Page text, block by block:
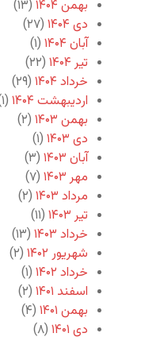
بهمن ۱۴۰۴
(۱۳)
دی ۱۴۰۴
(۲۷)
آبان ۱۴۰۴
(۱)
تیر ۱۴۰۴
(۲۲)
خرداد ۱۴۰۴
(۲۹)
اردیبهشت ۱۴۰۴
(۱)
بهمن ۱۴۰۳
(۲)
دی ۱۴۰۳
(۱)
آبان ۱۴۰۳
(۳)
مهر ۱۴۰۳
(۷)
مرداد ۱۴۰۳
(۲)
تیر ۱۴۰۳
(۱۱)
خرداد ۱۴۰۳
(۱۳)
شهریور ۱۴۰۲
(۲)
خرداد ۱۴۰۲
(۱)
اسفند ۱۴۰۱
(۲)
بهمن ۱۴۰۱
(۴)
دی ۱۴۰۱
(۸)